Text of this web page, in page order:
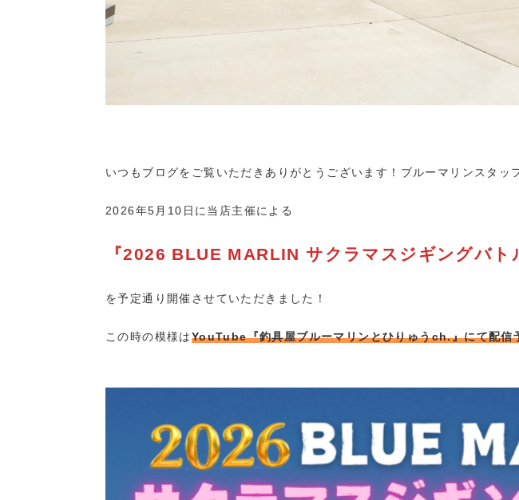
いつもブログをご覧いただきありがとうございます！ブルーマリンスタッ
2026年5月10日に当店主催による
『2026 BLUE MARLIN サクラマスジギングバト
を予定通り開催させていただきました！
この時の模様はYouTube『釣具屋ブルーマリンとひりゅうch.』にて配信